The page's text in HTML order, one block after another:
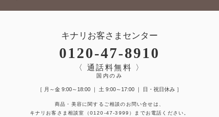
キナリお客さまセンター
0120-47-8910
〈 通話料無料 〉
国内のみ
［ 月～金 9:00～18:00 ｜ 土 9:00～17:00 ｜ 日・祝日休み ］
商品・美容に関するご相談のお問い合せは、
キナリお客さま相談室
（0120-47-3999）
までお電話ください。